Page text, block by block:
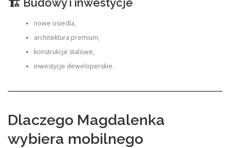
nowe osiedla,
architektura premium,
konstrukcje stalowe,
inwestycje deweloperskie.
Dlaczego Magdalenka
wybiera mobilnego